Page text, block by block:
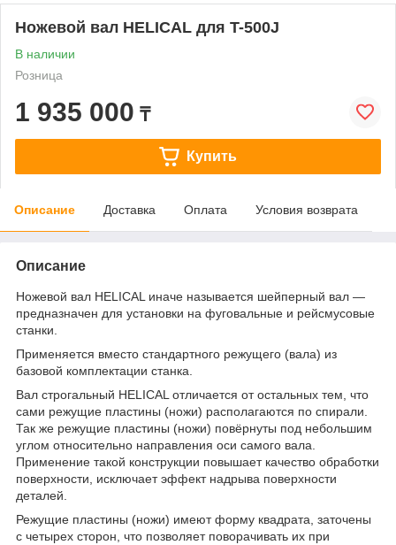
Ножевой вал HELICAL для T-500J
В наличии
Розница
1 935 000 ₸
Купить
Описание Доставка Оплата Условия возврата
Описание
Ножевой вал HELICAL иначе называется шейперный вал —
предназначен для установки на фуговальные и рейсмусовые
станки.
Применяется вместо стандартного режущего (вала) из
базовой комплектации станка.
Вал строгальный HELICAL отличается от остальных тем, что
сами режущие пластины (ножи) располагаются по спирали.
Так же режущие пластины (ножи) повёрнуты под небольшим
углом относительно направления оси самого вала.
Применение такой конструкции повышает качество обработки
поверхности, исключает эффект надрыва поверхности
деталей.
Режущие пластины (ножи) имеют форму квадрата, заточены
с четырех сторон, что позволяет поворачивать их при